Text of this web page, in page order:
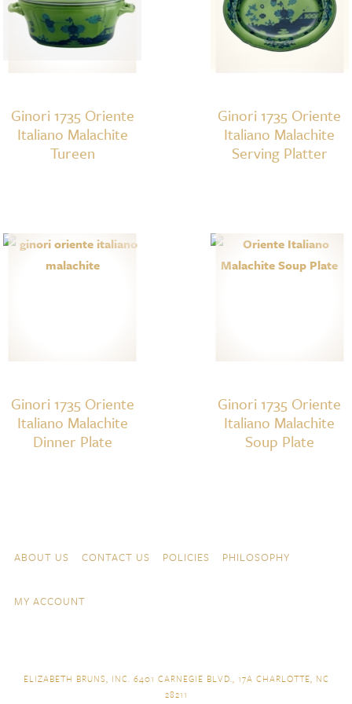
Ginori 1735 Oriente
Italiano Malachite
Tureen
Ginori 1735 Oriente
Italiano Malachite
Serving Platter
Ginori 1735 Oriente
Italiano Malachite
Dinner Plate
Ginori 1735 Oriente
Italiano Malachite
Soup Plate
Navigation
ABOUT US CONTACT US POLICIES PHILOSOPHY
MY ACCOUNT
ELIZABETH BRUNS, INC. 6401 CARNEGIE BLVD., 17A CHARLOTTE, NC
28211